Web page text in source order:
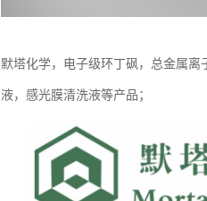
默塔化学，电子级环丁砜，总金属
液，感光膜清洗液等产品；